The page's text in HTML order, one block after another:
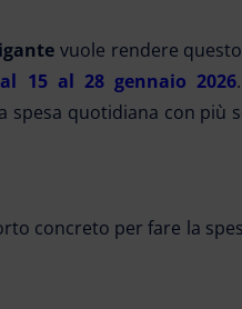
vuole rendere
15 al 28 gennaio 2026
spesa quotidiana con più
concreto per fare la